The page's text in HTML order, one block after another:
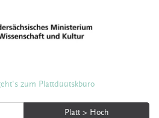
zum Plattdüütskbüro
Platt > Hoch